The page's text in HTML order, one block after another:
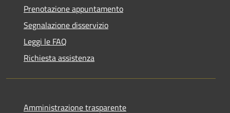
Prenotazione appuntamento
Segnalazione disservizio
Leggi le FAQ
Richiesta assistenza
Amministrazione trasparente